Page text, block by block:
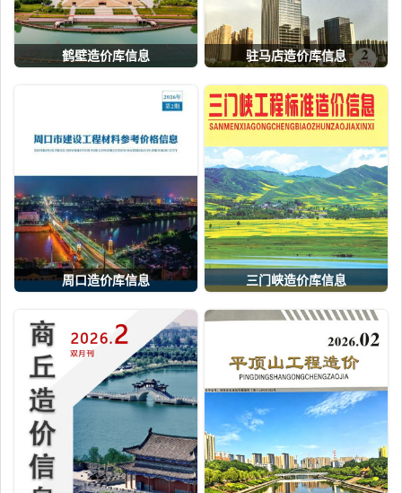
鹤壁造价库信息 驻马店造价库信息
周口造价库信息 三门峡造价库信息